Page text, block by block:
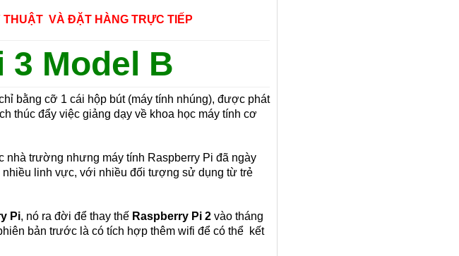
VÀ ĐẶT HÀNG TRỰC TIẾP
3 Model B
bằng cỡ 1 cái hộp bút (máy tính nhúng), được phát
thúc đẩy việc giảng dạy về khoa học máy tính cơ
nhà trường nhưng máy tính Raspberry Pi đã ngày
linh vực, với nhiều đối tượng sử dụng từ trẻ
Pi, nó ra đời để thay thế Raspberry Pi 2 vào tháng
bản trước là có tích hợp thêm wifi để có thể kết